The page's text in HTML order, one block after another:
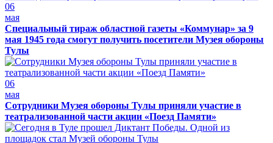
06
мая
Специальный тираж областной газеты «Коммунар» за 9
мая 1945 года смогут получить посетители Музея обороны
Тулы
06
мая
Сотрудники Музея обороны Тулы приняли участие в
театрализованной части акции «Поезд Памяти»